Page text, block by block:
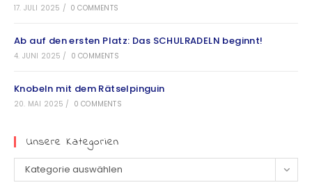
17. JULI 2025 / 0 COMMENTS
Ab auf den ersten Platz: Das SCHULRADELN beginnt!
4. JUNI 2025 / 0 COMMENTS
Knobeln mit dem Rätselpinguin
20. MAI 2025 / 0 COMMENTS
Unsere Kategorien
Kategorie auswählen